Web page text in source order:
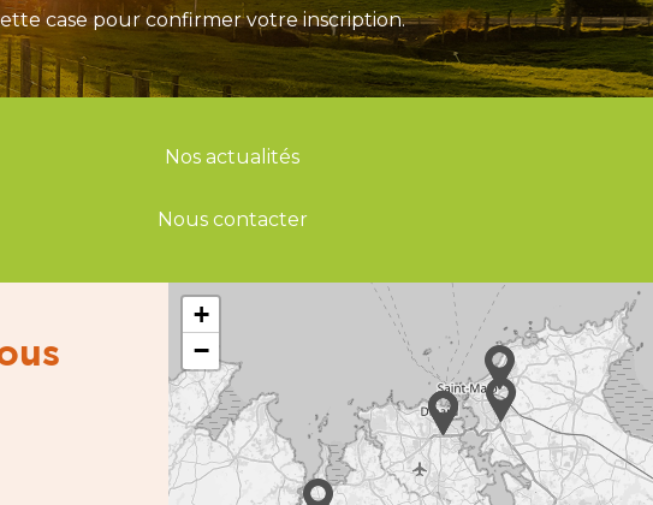
case pour confirmer votre inscription.
Nos actualités
Nous contacter
+
−